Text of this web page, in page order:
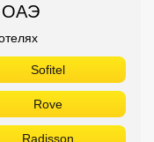
ОАЭ
Sofitel
Rove
Radisson